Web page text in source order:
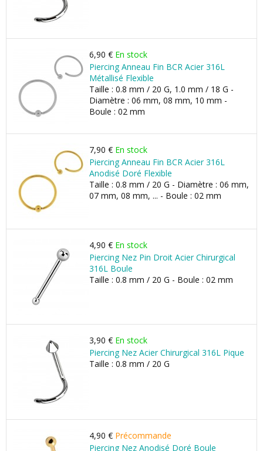
6,90 € En stock
Piercing Anneau Fin BCR Acier 316L
Métallisé Flexible
Taille : 0.8 mm / 20 G, 1.0 mm / 18 G -
Diamètre : 06 mm, 08 mm, 10 mm -
Boule : 02 mm
7,90 € En stock
Piercing Anneau Fin BCR Acier 316L
Anodisé Doré Flexible
Taille : 0.8 mm / 20 G - Diamètre : 06 mm,
07 mm, 08 mm, ... - Boule : 02 mm
4,90 € En stock
Piercing Nez Pin Droit Acier Chirurgical
316L Boule
Taille : 0.8 mm / 20 G - Boule : 02 mm
3,90 € En stock
Piercing Nez Acier Chirurgical 316L Pique
Taille : 0.8 mm / 20 G
4,90 € Précommande
Piercing Nez Anodisé Doré Boule